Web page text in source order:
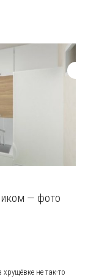
— фото
не так-то